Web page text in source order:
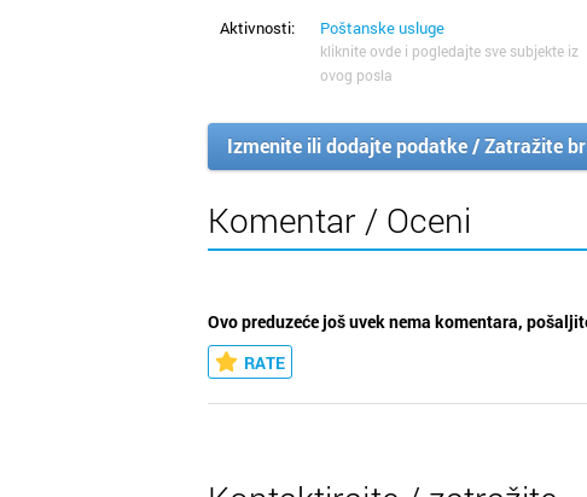
Aktivnosti: Poštanske usluge
kliknite ovde i pogledajte sve subjekte iz
ovog posla
Izmenite ili dodajte podatke / Zatražite
Komentar / Oceni
Ovo preduzeće još uvek nema komentara,
RATE